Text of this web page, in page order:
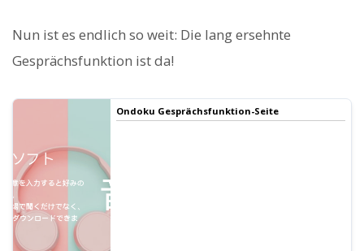
Nun ist es endlich so weit: Die lang ersehnte
Gesprächsfunktion ist da!
Ondoku Gesprächsfunktion-Seite